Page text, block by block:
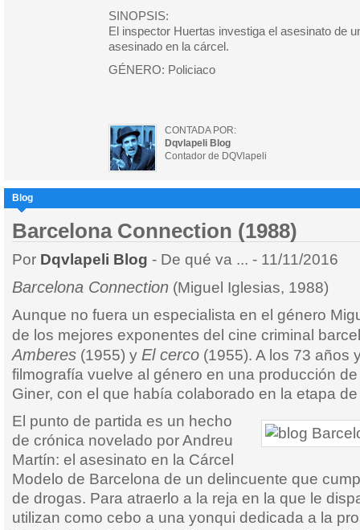
SINOPSIS:
El inspector Huertas investiga el asesinato de
asesinado en la cárcel.
GÉNERO: Policiaco
CONTADA POR:
Dqvlapeli Blog
Contador de DQVlapeli
Blog
Barcelona Connection (1988)
Por Dqvlapeli Blog - De qué va ... - 11/11/2016
Barcelona Connection (Miguel Iglesias, 1988)
Aunque no fuera un especialista en el género
de los mejores exponentes del cine criminal
Amberes (1955) y El cerco (1955). A los 73 años
filmografía vuelve al género en una producción
Giner, con el que había colaborado en la etapa
El punto de partida es un hecho
de crónica novelado por Andreu
Martín: el asesinato en la Cárcel
Modelo de Barcelona de un delincuente que
de drogas. Para atraerlo a la reja en la que le
utilizan como cebo a una yonqui dedicada a la